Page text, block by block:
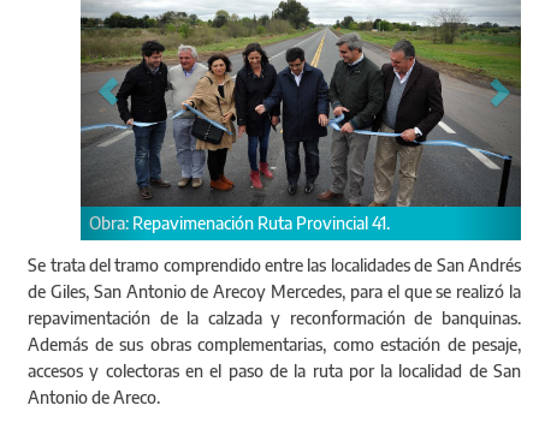
Obra: Repavimenación Ruta Provincial 41.
Se trata del tramo comprendido entre las localidades de San Andrés
de Giles, San Antonio de Arecoy Mercedes, para el que se realizó la
repavimentación de la calzada y reconformación de banquinas.
Además de sus obras complementarias, como estación de pesaje,
accesos y colectoras en el paso de la ruta por la localidad de San
Antonio de Areco.